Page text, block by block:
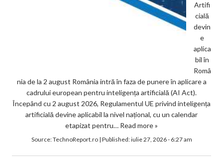
Artifi
cială
devin
e
aplica
bil în
Româ
nia de la 2 august România intră în faza de punere în aplicare a
cadrului european pentru inteligența artificială (AI Act).
Începând cu 2 august 2026, Regulamentul UE privind inteligența
artificială devine aplicabil la nivel național, cu un calendar
etapizat pentru… Read more »
Source:TechnoReport.ro| Published:iulie 27, 2026 - 6:27 am